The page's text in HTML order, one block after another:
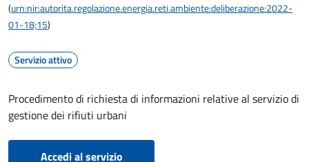
(urn:nir:autorita.regolazione.energia.reti.ambiente:deliberazione:2022-
01-18;15)
Servizio attivo
Procedimento di richiesta di informazioni relative al servizio di
gestione dei rifiuti urbani
Accedi al servizio